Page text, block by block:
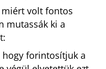
miért volt fontos
mutassák ki a
hogy forintosítjuk a